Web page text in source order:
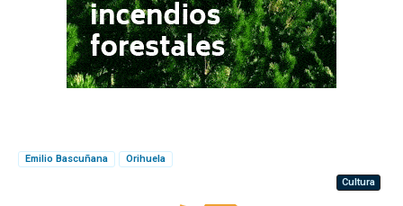
Emilio Bascuñana
Orihuela
Cultura